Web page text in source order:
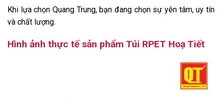
Khi lựa chọn Quang Trung, bạn đang chọn sự yên tâm, uy tín
và chất lượng.
Hình ảnh thực tế sản phẩm Túi RPET Hoạ Tiết